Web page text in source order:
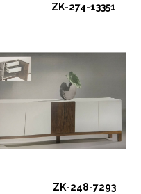
ZK-274-13351
ZK-248-7293